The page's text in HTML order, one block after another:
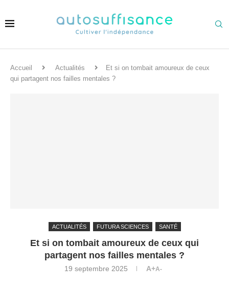
Accueil Actualités
Et si on tombait amoureux de ceux
qui partagent nos failles mentales ?
ACTUALITÉS FUTURA SCIENCES SANTÉ
Et si on tombait amoureux de ceux qui
partagent nos failles mentales ?
19 septembre 2025 A+A-